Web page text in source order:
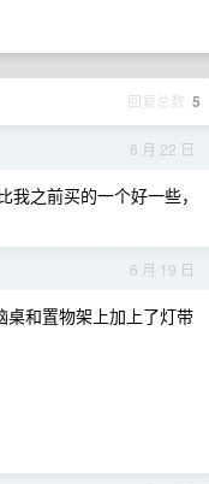
回复总数 5
6 月 22 日
之前买的一个好一些，
6 月 19 日
和置物架上加上了灯带